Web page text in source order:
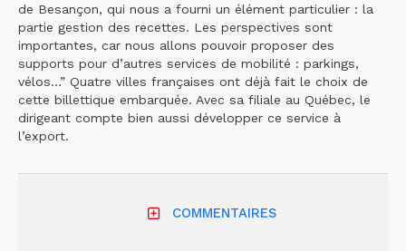
de Besançon, qui nous a fourni un élément particulier : la
partie gestion des recettes. Les perspectives sont
importantes, car nous allons pouvoir proposer des
supports pour d’autres services de mobilité : parkings,
vélos…” Quatre villes françaises ont déjà fait le choix de
cette billettique embarquée. Avec sa filiale au Québec, le
dirigeant compte bien aussi développer ce service à
l’export.
COMMENTAIRES